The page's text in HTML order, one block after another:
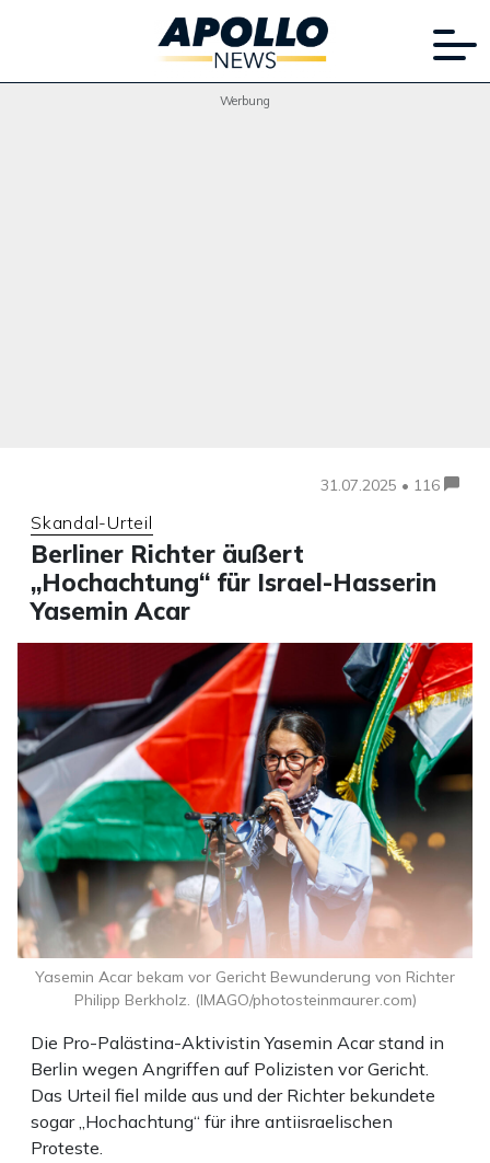
Werbung
31.07.2025 • 116
Skandal-Urteil
Berliner Richter äußert
„Hochachtung“ für Israel-Hasserin
Yasemin Acar
Die Pro-Palästina-Aktivistin Yasemin Acar stand in
Berlin wegen Angriffen auf Polizisten vor Gericht.
Das Urteil fiel milde aus und der Richter bekundete
sogar „Hochachtung“ für ihre antiisraelischen
Proteste.
Yasemin Acar bekam vor Gericht Bewunderung von Richter
Philipp Berkholz. (IMAGO/photosteinmaurer.com)